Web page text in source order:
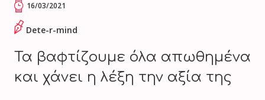
16/03/2021
Dete-r-mind
Τα βαφτίζουμε όλα απωθημένα
και χάνει η λέξη την αξία της